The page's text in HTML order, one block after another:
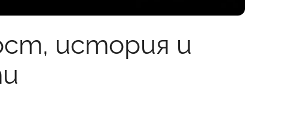
история и